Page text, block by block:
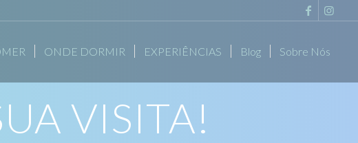
ONDE DORMIR EXPERIÊNCIAS Blog Sobre Nós
VISITA!